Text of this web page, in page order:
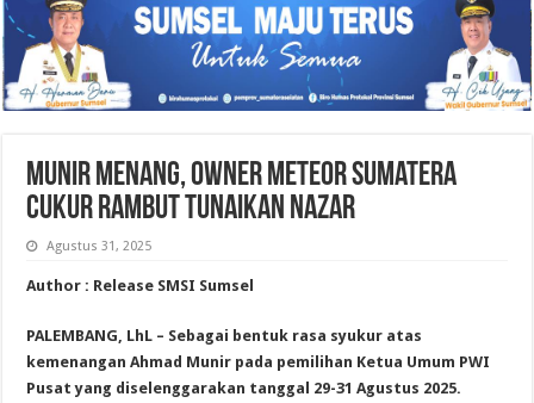
Munir Menang, Owner Meteor Sumatera
Cukur Rambut Tunaikan Nazar
Agustus 31, 2025
Author : Release SMSI Sumsel
PALEMBANG, LhL – Sebagai bentuk rasa syukur atas
kemenangan Ahmad Munir pada pemilihan Ketua Umum PWI
Pusat yang diselenggarakan tanggal 29-31 Agustus 2025.